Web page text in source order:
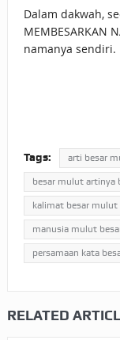
Dalam dakwah,
MEMBESARKAN
namanya sendiri.
Tags: arti besar
besar mulut artinya
kalimat besar mulut
manusia mulut
persamaan kata
RELATED